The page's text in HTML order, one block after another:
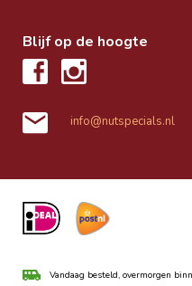
Blijf op de hoogte
info@nutspecials.nl
Vandaag besteld, overmorgen